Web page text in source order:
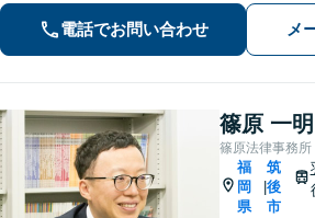
り、最善を
寄り添い親
秘義務厳守】
電話でお問い合わせ メ
篠原 一明
篠原法律事務所
福
岡
県
筑
後
市